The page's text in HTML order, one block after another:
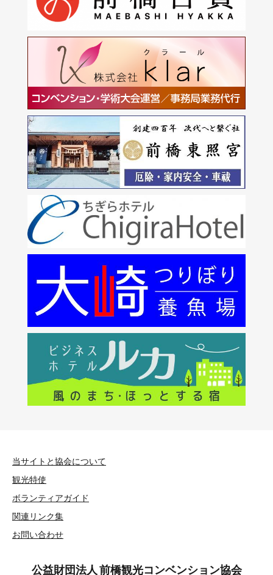
当サイトと協会について
観光特使
ボランティアガイド
関連リンク集
お問い合わせ
公益財団法人 前橋観光コンベンション協会